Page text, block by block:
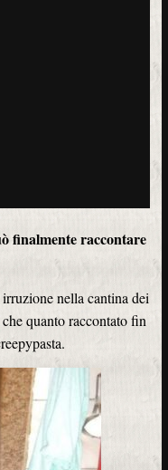
finalmente raccontare
nella cantina dei
quanto raccontato fin